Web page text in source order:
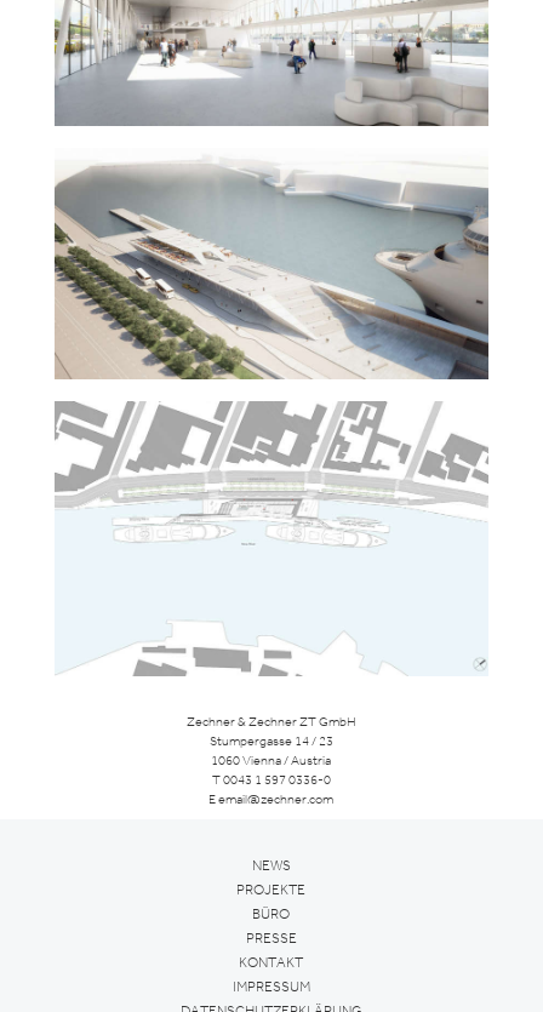
Zechner & Zechner ZT GmbH
Stumpergasse 14 / 23
1060 Vienna / Austria
T0043 1 597 0336-0
Eemail@zechner.com
NEWS
PROJEKTE
BÜRO
PRESSE
KONTAKT
IMPRESSUM